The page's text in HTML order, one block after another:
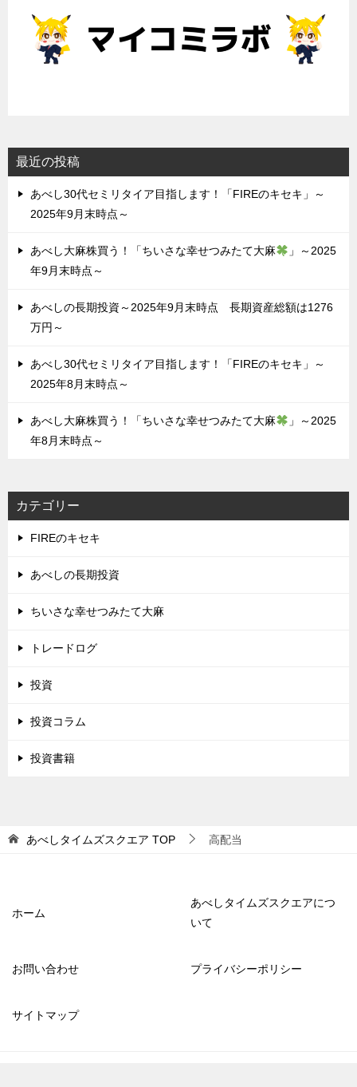
最近の投稿
あべし30代セミリタイア目指します！「FIREのキセキ」～
2025年9月末時点～
あべし大麻株買う！「ちいさな幸せつみたて大麻
」～2025
年9月末時点～
あべしの長期投資～2025年9月末時点 長期資産総額は1276
万円～
あべし30代セミリタイア目指します！「FIREのキセキ」～
2025年8月末時点～
あべし大麻株買う！「ちいさな幸せつみたて大麻
」～2025
年8月末時点～
カテゴリー
FIREのキセキ
あべしの長期投資
ちいさな幸せつみたて大麻
トレードログ
投資
投資コラム
投資書籍
あべしタイムズスクエア TOP 高配当
ホーム
あべしタイムズスクエアにつ
いて
お問い合わせ プライバシーポリシー
サイトマップ